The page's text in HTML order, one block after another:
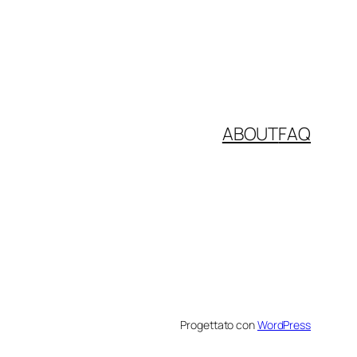
ABOUTFAQ
Progettato conWordPress